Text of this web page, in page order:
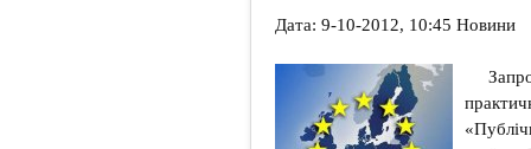
Дата: 9-10-2012, 10:45 Новини